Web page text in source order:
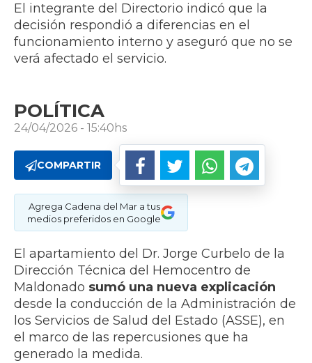
El integrante del Directorio indicó que la
decisión respondió a diferencias en el
funcionamiento interno y aseguró que no se
verá afectado el servicio.
POLÍTICA
24/04/2026 - 15:40hs
COMPARTIR
Agrega Cadena del Mar a tus
medios preferidos en Google
El apartamiento del Dr. Jorge Curbelo de la
Dirección Técnica del Hemocentro de
Maldonado sumó una nueva explicación
desde la conducción de la Administración de
los Servicios de Salud del Estado (ASSE), en
el marco de las repercusiones que ha
generado la medida.